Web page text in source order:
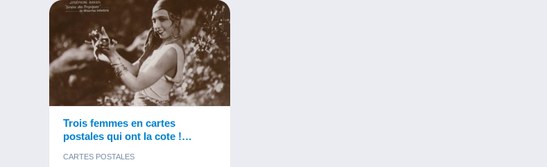
Trois femmes en cartes
postales qui ont la cote !
CARTES POSTALES